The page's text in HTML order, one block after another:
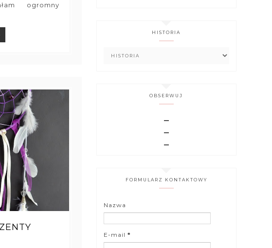
ogromny
PM
HISTORIA
OBSERWUJ
FORMULARZ KONTAKTOWY
Nazwa
E-mail *